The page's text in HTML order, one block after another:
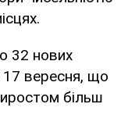
32 нових
17 вересня, що
більш